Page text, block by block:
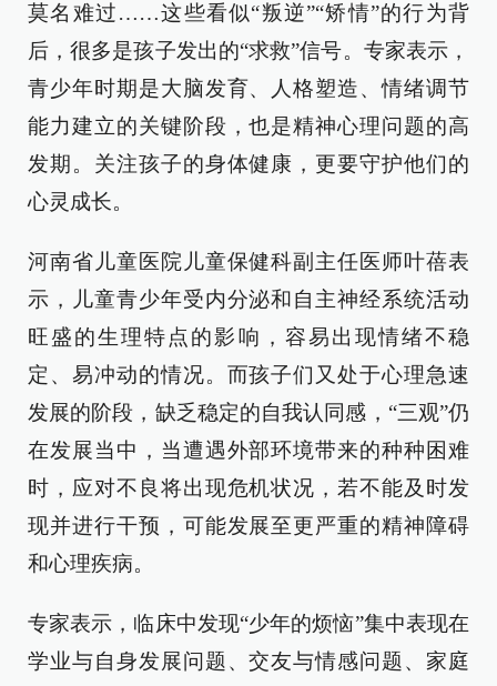
莫名难过……这些看似“叛逆”“矫情”的行为背
后，很多是孩子发出的“求救”信号。专家表示，
青少年时期是大脑发育、人格塑造、情绪调节
能力建立的关键阶段，也是精神心理问题的高
发期。关注孩子的身体健康，更要守护他们的
心灵成长。
河南省儿童医院儿童保健科副主任医师叶蓓表
示，儿童青少年受内分泌和自主神经系统活动
旺盛的生理特点的影响，容易出现情绪不稳
定、易冲动的情况。而孩子们又处于心理急速
发展的阶段，缺乏稳定的自我认同感，“三观”仍
在发展当中，当遭遇外部环境带来的种种困难
时，应对不良将出现危机状况，若不能及时发
现并进行干预，可能发展至更严重的精神障碍
和心理疾病。
专家表示，临床中发现“少年的烦恼”集中表现在
学业与自身发展问题、交友与情感问题、家庭